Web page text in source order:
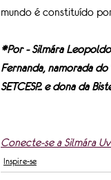
mundo é constituído
*Por - Silmára
Fernanda, namorada
SETCESP... e dona da
Conecte-se a Silmára
Inspire-se